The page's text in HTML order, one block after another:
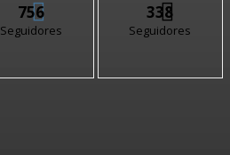
756
Seguidores
338
Seguidores